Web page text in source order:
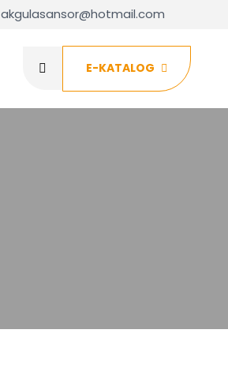
akgulasansor@hotmail.com
E-KATALOG